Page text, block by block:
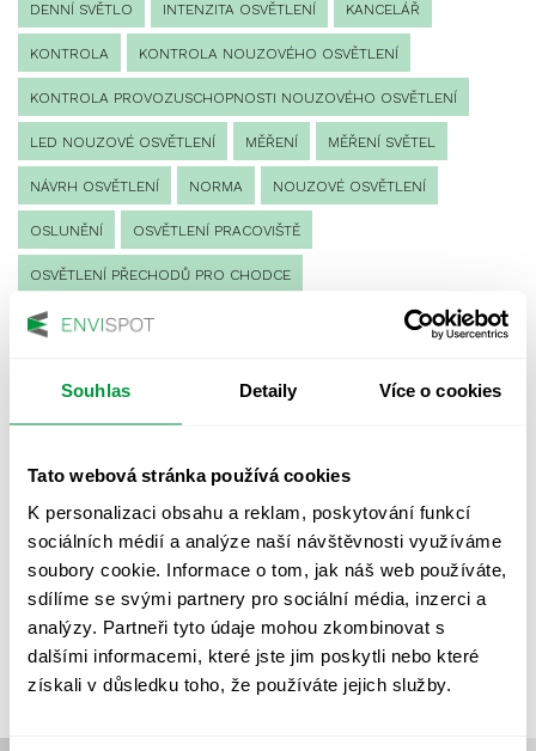
Souhlas Detaily Více o cookies
Tato webová stránka používá cookies
K personalizaci obsahu a reklam, poskytování funkcí
sociálních médií a analýze naší návštěvnosti využíváme
soubory cookie. Informace o tom, jak náš web používáte,
sdílíme se svými partnery pro sociální média, inzerci a
analýzy. Partneři tyto údaje mohou zkombinovat s
dalšími informacemi, které jste jim poskytli nebo které
získali v důsledku toho, že používáte jejich služby.
DENNÍ SVĚTLO INTENZITA OSVĚTLENÍ KANCELÁŘ
KONTROLA KONTROLA NOUZOVÉHO OSVĚTLENÍ
KONTROLA PROVOZUSCHOPNOSTI NOUZOVÉHO OSVĚTLENÍ
LED NOUZOVÉ OSVĚTLENÍ MĚŘENÍ MĚŘENÍ SVĚTEL
NÁVRH OSVĚTLENÍ NORMA NOUZOVÉ OSVĚTLENÍ
OSLUNĚNÍ OSVĚTLENÍ PRACOVIŠTĚ
OSVĚTLENÍ PŘECHODŮ PRO CHODCE
OSVĚTLENÍ SPORTOVIŠŤ
VÝPOČET OSVĚTLENÍ VÝPOČET ZASTÍNĚNÍ
VÝPOČTY A NÁVRHY
ZKOUŠKY NOUZOVÉHO OSVĚTLENÍ